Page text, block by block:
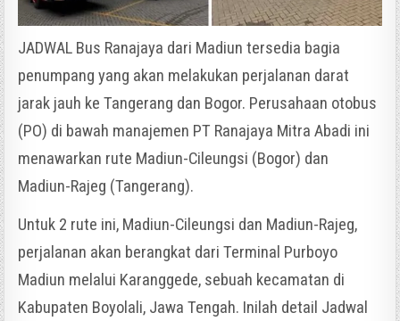
JADWAL Bus Ranajaya dari Madiun tersedia bagia
penumpang yang akan melakukan perjalanan darat
jarak jauh ke Tangerang dan Bogor. Perusahaan otobus
(PO) di bawah manajemen PT Ranajaya Mitra Abadi ini
menawarkan rute Madiun-Cileungsi (Bogor) dan
Madiun-Rajeg (Tangerang).
Untuk 2 rute ini, Madiun-Cileungsi dan Madiun-Rajeg,
perjalanan akan berangkat dari Terminal Purboyo
Madiun melalui Karanggede, sebuah kecamatan di
Kabupaten Boyolali, Jawa Tengah. Inilah detail Jadwal